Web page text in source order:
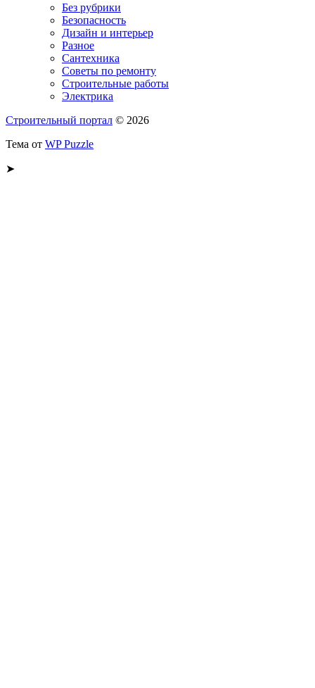
Без рубрики
Безопасность
Дизайн и интерьер
Разное
Сантехника
Советы по ремонту
Строительные работы
Электрика
Строительный портал © 2026
Тема от WP Puzzle
➤